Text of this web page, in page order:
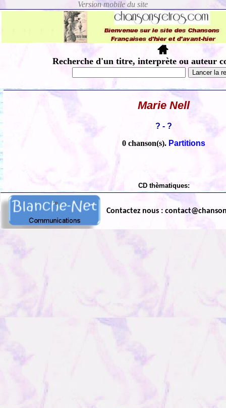
Recherche d'un titre, interprète ou auteur
Marie Nell
? - ?
0 chanson(s). Partitions
CD thèmatiques:
Contactez nous :